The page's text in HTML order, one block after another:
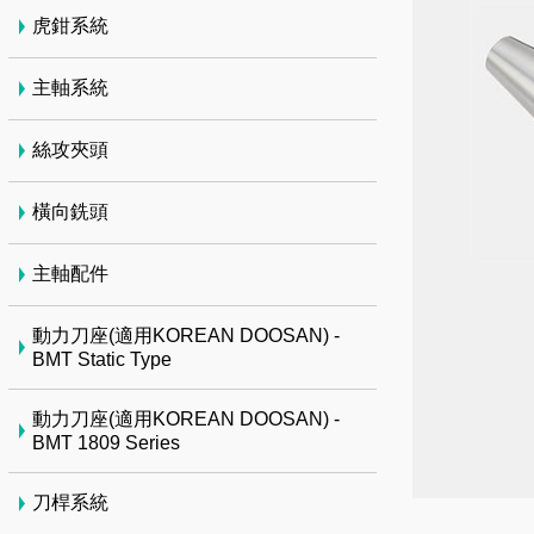
虎鉗系統
主軸系統
絲攻夾頭
橫向銑頭
主軸配件
動力刀座(適用KOREAN DOOSAN) -
BMT Static Type
動力刀座(適用KOREAN DOOSAN) -
BMT 1809 Series
刀桿系統